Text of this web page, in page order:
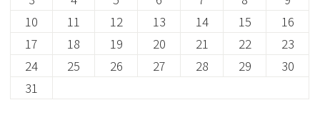
10
11 12 13 14 15
16
17
18 19 20 21 22
23
24
25 26 27 28 29
30
31